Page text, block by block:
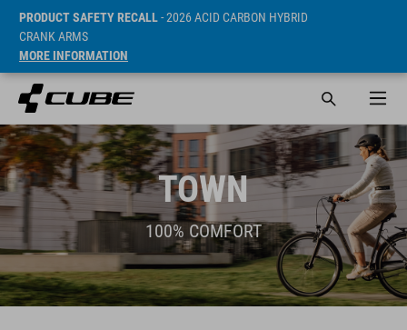
PRODUCT SAFETY RECALL- 2026 ACID CARBON HYBRID
CRANK ARMS
MORE INFORMATION
TOWN
100% COMFORT